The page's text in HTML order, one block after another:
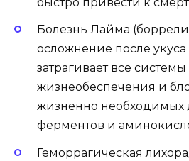
Болезнь Лайма
осложнение после
затрагивает все системы
жизнеобеспечения и
жизненно необходимых
ферментов и
Геморрагическая